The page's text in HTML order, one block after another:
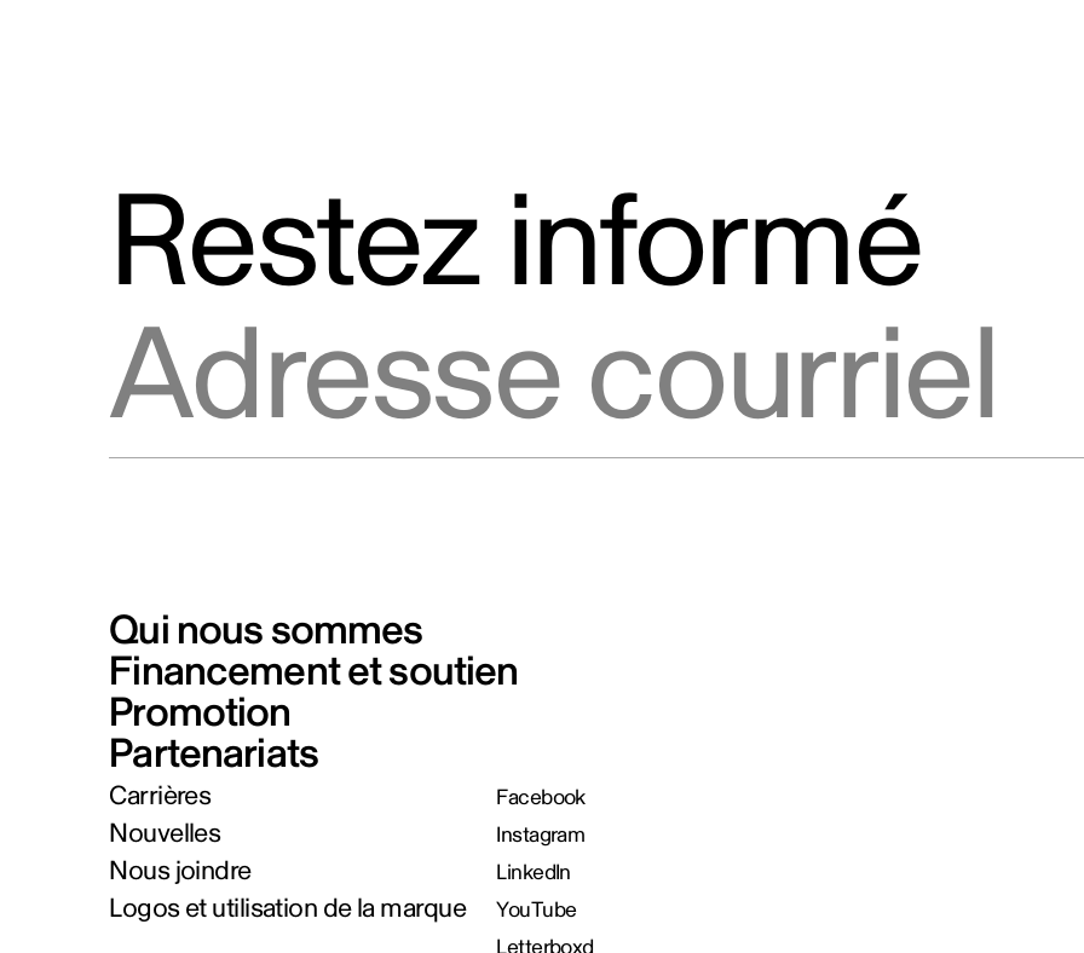
Restez informé
Qui nous sommes
Financement et soutien
Promotion
Partenariats
Carrières
Nouvelles
Nous joindre
Logos et utilisation de la marque
Facebook
Instagram
LinkedIn
YouTube
Letterboxd